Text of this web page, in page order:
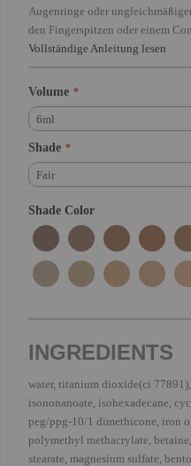
Augenringe oder
den Fingerspitzen oder einem
Vollständige Anleitung lesen
Volume
6ml
Shade
Fair
Shade Color
INGREDIENTS
water, titanium dioxide(ci
isononanoate, isohexadecane,
peg/ppg-10/1 dimethicone, iron
polymethyl methacrylate,
stearate, magnesium sulfate,